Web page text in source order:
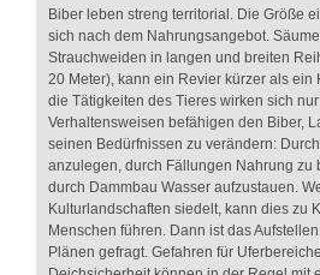
Biber leben streng territorial. Die Größe
sich nach dem Nahrungsangebot.
Strauchweiden in langen und breiten
20 Meter), kann ein Revier kürzer als ein
die Tätigkeiten des Tieres wirken sich
Verhaltensweisen befähigen den Biber,
seinen Bedürfnissen zu verändern:
anzulegen, durch Fällungen Nahrung zu
durch Dammbau Wasser aufzustauen.
Kulturlandschaften siedelt, kann dies zu
Menschen führen. Dann ist das
Plänen gefragt. Gefahren für